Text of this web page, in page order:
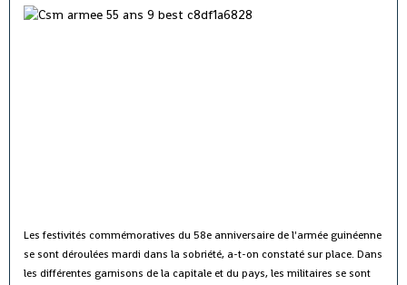
Les festivités commémoratives du 58e anniversaire de l'armée guinéenne
se sont déroulées mardi dans la sobriété, a-t-on constaté sur place. Dans
les différentes garnisons de la capitale et du pays, les militaires se sont